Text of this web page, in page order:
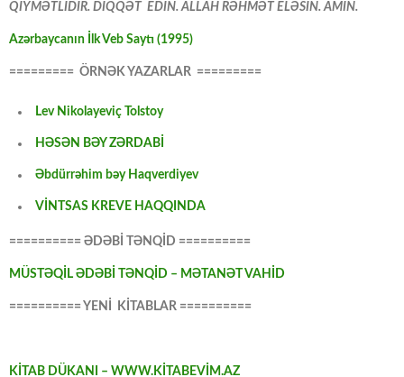
QİYMƏTLİDİR. DİQQƏT EDİN. ALLAH RƏHMƏT ELƏSİN. AMİN.
Azərbaycanın İlk Veb Saytı (1995)
========= ÖRNƏK YAZARLAR =========
Lev Nikolayeviç Tolstoy
HƏSƏN BƏY ZƏRDABİ
Əbdürrəhim bəy Haqverdiyev
VİNTSAS KREVE HAQQINDA
========== ƏDƏBİ TƏNQİD ==========
MÜSTƏQİL ƏDƏBİ TƏNQİD – MƏTANƏT VAHİD
========== YENİ KİTABLAR ==========
KİTAB DÜKANI – WWW.KİTABEVİM.AZ